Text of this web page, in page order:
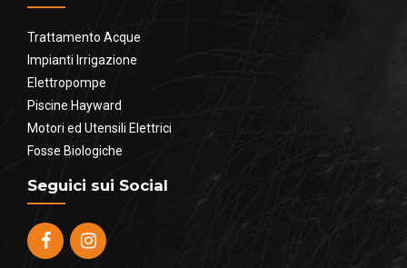
Trattamento Acque
Impianti Irrigazione
Elettropompe
Piscine Hayward
Motori ed Utensili Elettrici
Fosse Biologiche
Seguici sui Social